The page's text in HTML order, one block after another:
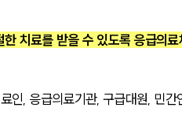
치료를 받을 수 있도록 응급의
인, 응급의료기관, 구급대원, 민